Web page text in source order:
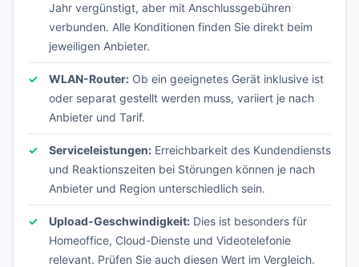
Jahr vergünstigt, aber mit Anschlussgebühren
verbunden. Alle Konditionen finden Sie direkt beim
jeweiligen Anbieter.
WLAN-Router: Ob ein geeignetes Gerät inklusive ist
oder separat gestellt werden muss, variiert je nach
Anbieter und Tarif.
Serviceleistungen: Erreichbarkeit des Kundendiensts
und Reaktionszeiten bei Störungen können je nach
Anbieter und Region unterschiedlich sein.
Upload-Geschwindigkeit: Dies ist besonders für
Homeoffice, Cloud-Dienste und Videotelefonie
relevant. Prüfen Sie auch diesen Wert im Vergleich.